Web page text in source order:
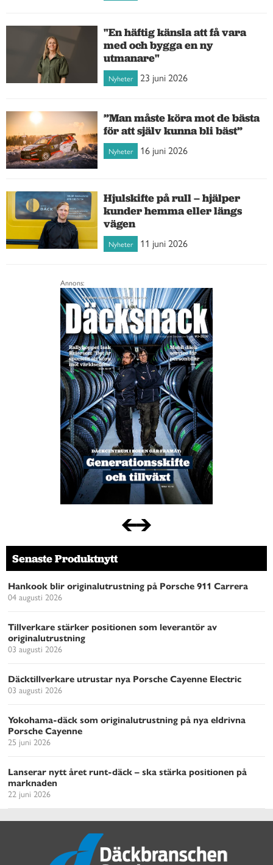
"En häftig känsla att få vara
med och bygga en ny
utmanare"
Nyheter 23 juni 2026
”Man måste köra mot de bästa
för att själv kunna bli bäst”
Nyheter 16 juni 2026
Hjulskifte på rull – hjälper
kunder hemma eller längs
vägen
Nyheter 11 juni 2026
Annons:
Senaste Produktnytt
Hankook blir originalutrustning på Porsche 911 Carrera
04 augusti 2026
Tillverkare stärker positionen som leverantör av
originalutrustning
03 augusti 2026
Däcktillverkare utrustar nya Porsche Cayenne Electric
03 augusti 2026
Yokohama-däck som originalutrustning på nya eldrivna
Porsche Cayenne
25 juni 2026
Lanserar nytt året runt-däck – ska stärka positionen på
marknaden
22 juni 2026